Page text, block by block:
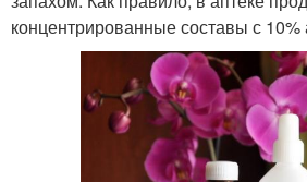
концентрированные составы с